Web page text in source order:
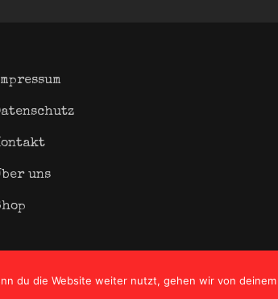
uns
du die Website weiter nutzt, gehen wir von